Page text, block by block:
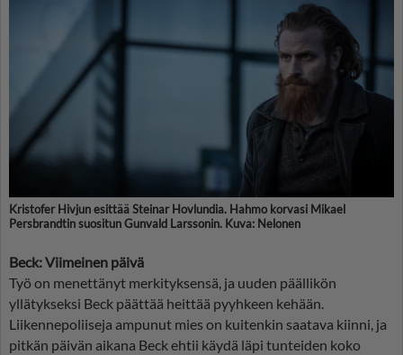
Kristofer Hivjun esittää Steinar Hovlundia. Hahmo korvasi Mikael
Persbrandtin suositun Gunvald Larssonin. Kuva: Nelonen
Beck: Viimeinen päivä
Työ on menettänyt merkityksensä, ja uuden päällikön
yllätykseksi Beck päättää heittää pyyhkeen kehään.
Liikennepoliiseja ampunut mies on kuitenkin saatava kiinni, ja
pitkän päivän aikana Beck ehtii käydä läpi tunteiden koko